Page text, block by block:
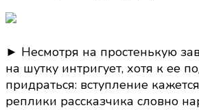
► Несмотря на простенькую
на шутку интригует, хотя к ее
придраться: вступление
реплики рассказчика словно